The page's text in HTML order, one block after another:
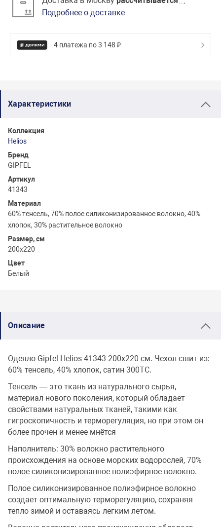
Подробнее о доставке
4 платежа по 3 148 ₽
Характеристики
Коллекция
Helios
Бренд
GIPFEL
Артикул
41343
Материал
60% тенсель, 70% полое силиконизированное волокно, 40%
хлопок, 30% растительное волокно
Размер, см
200х220
Цвет
Белый
Описание
Одеяло Gipfel Helios 41343 200x220 см. Чехол сшит из:
60% тенсель, 40% хлопок, сатин 300ТС.
Тенсель — это ткань из натурального сырья,
материал нового поколения, который обладает
свойствами натуральных тканей, такими как
гигроскопичность и терморегуляция, но при этом он
более прочен и менее мнётся
Наполнитель: 30% волокно растительного
происхождения на основе морских водорослей, 70%
полое силиконизированное полиэфирное волокно.
Полое силиконизированное полиэфирное волокно
создает оптимальную терморегуляцию, сохраняя
тепло зимой и оставаясь легким летом.